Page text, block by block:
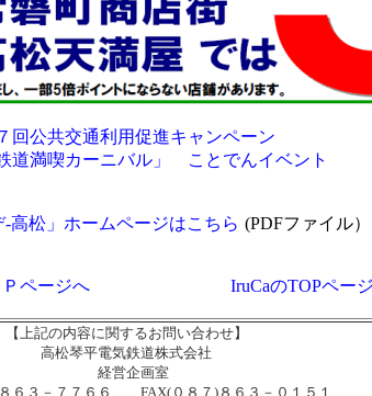
回公共交通利用促進キャンペーン
道満喫カーニバル」 ことでんイベント
‐高松」ホームページはこちら (PDFファイル）
ページへ IruCaのTOPペー
【上記の内容に関するお問い合わせ】
高松琴平電気鉄道株式会社
経営企画室
６３－７７６６ FAX(０８７)８６３－０１５１